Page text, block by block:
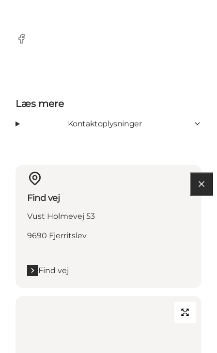
Facebook
Læs mere
Kontaktoplysninger
Find vej
Vust Holmevej 53
9690 Fjerritslev
Find vej